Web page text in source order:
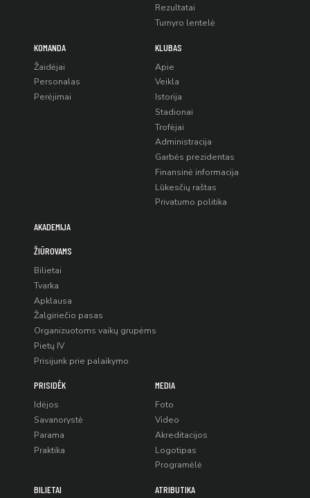
Rezultatai
Turnyro lentelė
KOMANDA
Žaidėjai
Personalas
Perėjimai
KLUBAS
Apie
Veikla
Istorija
Stadionai
Trofėjai
Administracija
Garbės prezidentas
Finansinė informacija
Lūkesčių raštas
Privatumo politika
AKADEMIJA
ŽIŪROVAMS
Bilietai
Tvarka
Apklausa
Žalgiriečio pasas
Organizuotoms vaikų grupėms
Pietų IV
Prisijunk prie palaikymo
PRISIDĖK
Idėjos
Savanorystė
Parama
Praktika
MEDIA
Foto
Video
Akreditacijos
Logotipas
Programėlė
BILIETAI ATRIBUTIKA